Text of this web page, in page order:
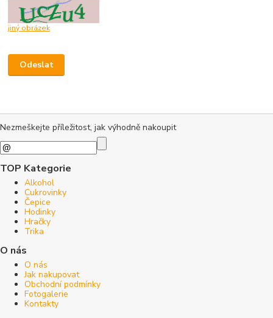
jiný obrázek
Nezmeškejte příležitost, jak výhodně nakoupit
TOP Kategorie
Alkohol
Cukrovinky
Čepice
Hodinky
Hračky
Trika
O nás
O nás
Jak nakupovat
Obchodní podmínky
Fotogalerie
Kontakty